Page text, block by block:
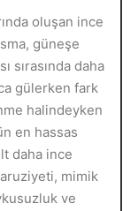
oluşan ince
güneşe
sırasında daha
gülerken fark
halindeyken
en hassas
daha ince
mimik
ve